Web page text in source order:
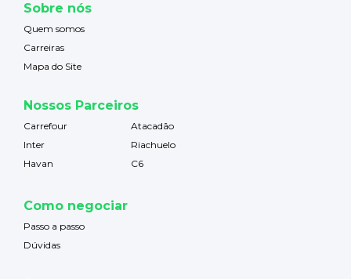
Sobre nós
Quem somos
Carreiras
Mapa do Site
Nossos Parceiros
Carrefour
Atacadão
Inter
Riachuelo
Havan
C6
Como negociar
Passo a passo
Dúvidas